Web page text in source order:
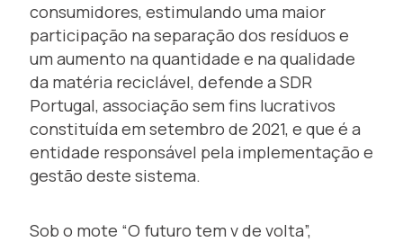
consumidores, estimulando uma maior
participação na separação dos resíduos e
um aumento na quantidade e na qualidade
da matéria reciclável, defende a SDR
Portugal, associação sem fins lucrativos
constituída em setembro de 2021, e que é a
entidade responsável pela implementação e
gestão deste sistema.
Sob o mote “O futuro tem v de volta”,